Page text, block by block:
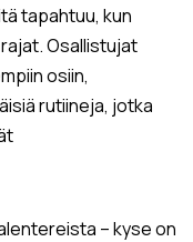
tapahtuu, kun
Osallistujat
osiin,
rutiineja, jotka
– kyse on